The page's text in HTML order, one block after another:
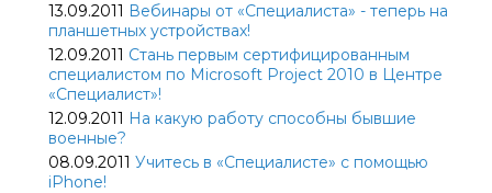
13.09.2011 Вебинары от «Специалиста» - теперь на
планшетных устройствах!
12.09.2011 Стань первым сертифицированным
специалистом по Microsoft Project 2010 в Центре
«Специалист»!
12.09.2011 На какую работу способны бывшие
военные?
08.09.2011 Учитесь в «Специалисте» с помощью
iPhone!